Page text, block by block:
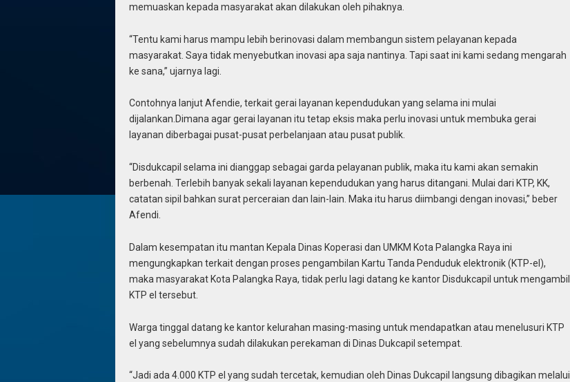
memuaskan kepada masyarakat akan dilakukan oleh pihaknya.
“Tentu kami harus mampu lebih berinovasi dalam membangun sistem pelayanan kepada
masyarakat. Saya tidak menyebutkan inovasi apa saja nantinya. Tapi saat ini kami sedang mengarah
ke sana,” ujarnya lagi.
Contohnya lanjut Afendie, terkait gerai layanan kependudukan yang selama ini mulai
dijalankan.Dimana agar gerai layanan itu tetap eksis maka perlu inovasi untuk membuka gerai
layanan diberbagai pusat-pusat perbelanjaan atau pusat publik.
“Disdukcapil selama ini dianggap sebagai garda pelayanan publik, maka itu kami akan semakin
berbenah. Terlebih banyak sekali layanan kependudukan yang harus ditangani. Mulai dari KTP, KK,
catatan sipil bahkan surat perceraian dan lain-lain. Maka itu harus diimbangi dengan inovasi,” beber
Afendi.
Dalam kesempatan itu mantan Kepala Dinas Koperasi dan UMKM Kota Palangka Raya ini
mengungkapkan terkait dengan proses pengambilan Kartu Tanda Penduduk elektronik (KTP-el),
maka masyarakat Kota Palangka Raya, tidak perlu lagi datang ke kantor Disdukcapil untuk mengambil
KTP el tersebut.
Warga tinggal datang ke kantor kelurahan masing-masing untuk mendapatkan atau menelusuri KTP
el yang sebelumnya sudah dilakukan perekaman di Dinas Dukcapil setempat.
“Jadi ada 4.000 KTP el yang sudah tercetak, kemudian oleh Dinas Dukcapil langsung dibagikan melalui